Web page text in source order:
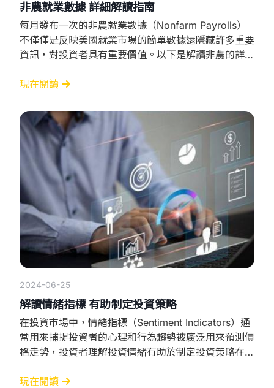
非農就業數據 詳細解讀指南
每月發布一次的非農就業數據（Nonfarm Payrolls）
不僅僅是反映美國就業市場的簡單數據還隱藏許多重要
資訊，對投資者具有重要價值。以下是解讀非農的詳細
的指標： 高於預期：表明經濟增長強勁，股市上漲美
弱。 失業率： 失業率（U3）和包括未充分就業者的
U6失業率均需關注： 失業率下降：一般
現在閱讀
2024-06-25
解讀情緒指標 有助制定投資策略
在投資市場中，情緒指標（Sentiment Indicators）通
常用來捕捉投資者的心理和行為趨勢被廣泛用來預測價
格走勢，投資者理解投資情緒有助於制定投資策略在黃
（Commitment of Traders Report）： 美國商品期貨
現在閱讀